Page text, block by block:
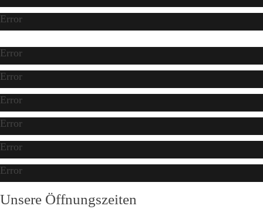
Error
Error
Error
Error
Error
Error
Error
Unsere Öffnungszeiten